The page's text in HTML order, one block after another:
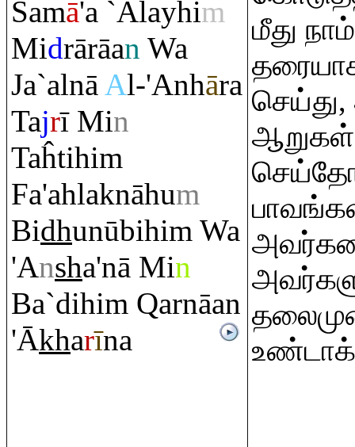
Samā'a `Alayhim
Midrārāan Wa
Ja`alnāAl-'Anhāra
Tajrī Min
Taĥtihim
Fa'ahlaknāhum
Bidhunūbihim Wa
'Ansha'nā Min
Ba`dihim Qarnāan
'Ākharīna
மீது
ஆறுகள்